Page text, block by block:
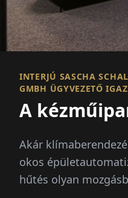
INTERJÚ SASCHA
GMBH ÜGYVEZETŐ
A
Akár
okos
hűtés olyan